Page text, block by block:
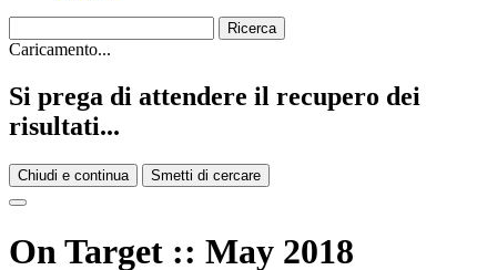
Caricamento...
Si prega di attendere il recupero dei
risultati...
Chiudi e continua Smetti di cercare
On Target :: May 2018